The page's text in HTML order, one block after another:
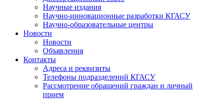
Научные издания
Научно-инновационные разработки КГАСУ
Научно-образовательные центры
Новости
Новости
Объявления
Контакты
Адреса и реквизиты
Телефоны подразделений КГАСУ
Рассмотрение обращений граждан и личный
прием